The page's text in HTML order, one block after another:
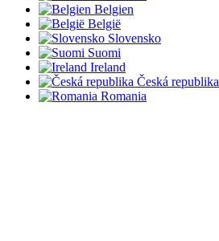
Belgien
België
Slovensko
Suomi
Ireland
Česká republika
Romania